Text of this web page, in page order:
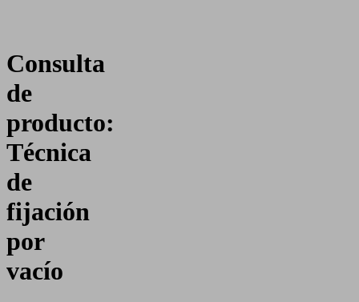
Consulta
de
producto:
Técnica
de
fijación
por
vacío